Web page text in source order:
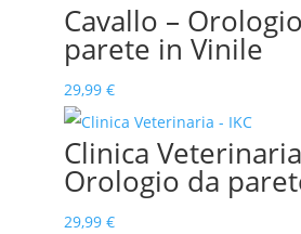
Cavallo –
parete in Vinile
29,99 €
Clinica
Orologio da
29,99 €